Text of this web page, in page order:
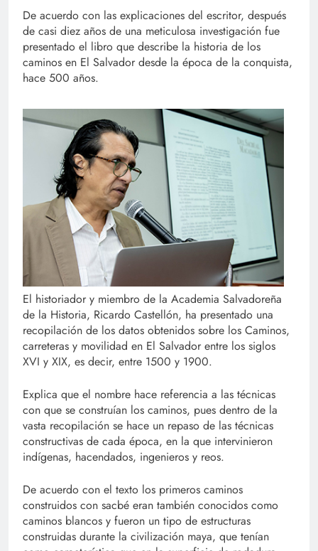
De acuerdo con las explicaciones del escritor, después
de casi diez años de una meticulosa investigación fue
presentado el libro que describe la historia de los
caminos en El Salvador desde la época de la conquista,
hace 500 años.
El historiador y miembro de la Academia Salvadoreña
de la Historia, Ricardo Castellón, ha presentado una
recopilación de los datos obtenidos sobre los Caminos,
carreteras y movilidad en El Salvador entre los siglos
XVI y XIX, es decir, entre 1500 y 1900.
Explica que el nombre hace referencia a las técnicas
con que se construían los caminos, pues dentro de la
vasta recopilación se hace un repaso de las técnicas
constructivas de cada época, en la que intervinieron
indígenas, hacendados, ingenieros y reos.
De acuerdo con el texto los primeros caminos
construidos con sacbé eran también conocidos como
caminos blancos y fueron un tipo de estructuras
construidas durante la civilización maya, que tenían